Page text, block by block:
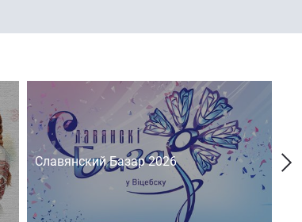
Славянский Базар 2026